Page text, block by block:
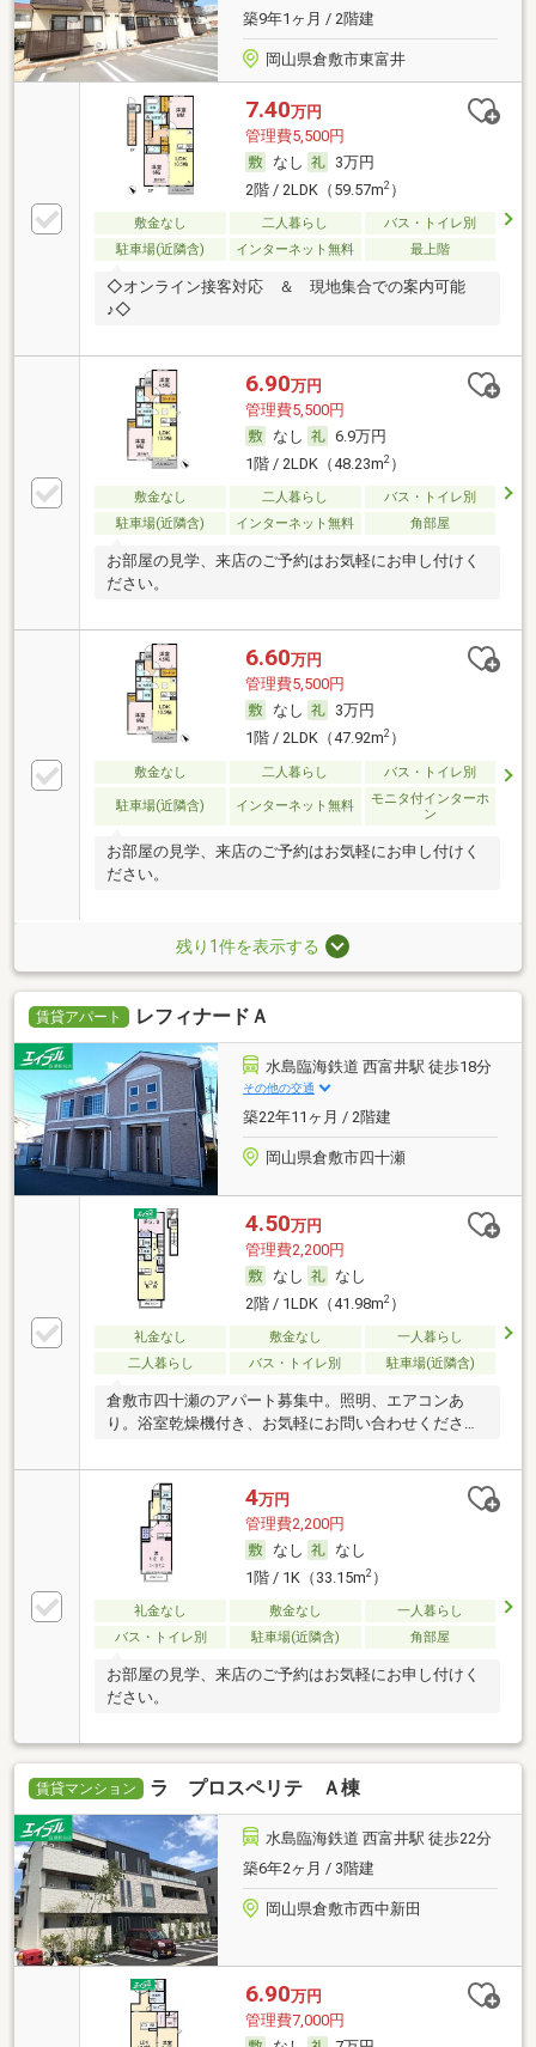
築9年1ヶ月 / 2階建
岡山県倉敷市東富井
7.40万円
管理費5,500円
なし
3万円
2階 / 2LDK（59.57m2）
敷金なし 二人暮らし
バス・トイレ別
駐車場(近隣含)
インターネット無料 最上階
◇オンライン接客対応 ＆ 現地集合での案内可能
♪◇
6.90万円
管理費5,500円
なし
6.9万円
1階 / 2LDK（48.23m2）
敷金なし 二人暮らし
バス・トイレ別
駐車場(近隣含)
インターネット無料 角部屋
お部屋の見学、来店のご予約はお気軽にお申し付けく
ださい。
6.60万円
管理費5,500円
なし
3万円
1階 / 2LDK（47.92m2）
敷金なし 二人暮らし バス・トイレ別
駐車場(近隣含) インターネット無料
モニタ付インターホ
ン
お部屋の見学、来店のご予約はお気軽にお申し付けく
ださい。
残り1件を表示する
賃貸アパート レフィナードＡ
水島臨海鉄道 西富井駅 徒歩18分
その他の交通
築22年11ヶ月 / 2階建
岡山県倉敷市四十瀬
4.50万円
管理費2,200円
なし
なし
2階 / 1LDK（41.98m2）
礼金なし 敷金なし
一人暮らし
二人暮らし
バス・トイレ別 駐車場(近隣含)
倉敷市四十瀬のアパート募集中。照明、エアコンあ
り。浴室乾燥機付き、お気軽にお問い合わせくださ
4万円
管理費2,200円
なし
なし
1階 / 1K（33.15m2）
礼金なし 敷金なし
一人暮らし
バス・トイレ別
駐車場(近隣含) 角部屋
お部屋の見学、来店のご予約はお気軽にお申し付けく
ださい。
賃貸マンション ラ プロスペリテ Ａ棟
水島臨海鉄道 西富井駅 徒歩22分
築6年2ヶ月 / 3階建
岡山県倉敷市西中新田
6.90万円
管理費7,000円